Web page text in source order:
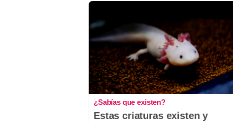
¿Sabías que existen?
Estas criaturas existen y